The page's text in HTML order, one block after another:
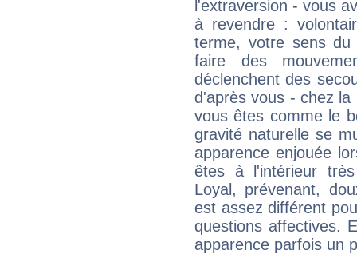
l'extraversion - vous
à revendre :
terme, votre sens
faire des
déclenchent des
d'après vous - chez
vous êtes comme le
gravité naturelle se
apparence enjouée
êtes à l'intérieur
Loyal, prévenant,
est assez différent
questions affectives.
apparence parfois un